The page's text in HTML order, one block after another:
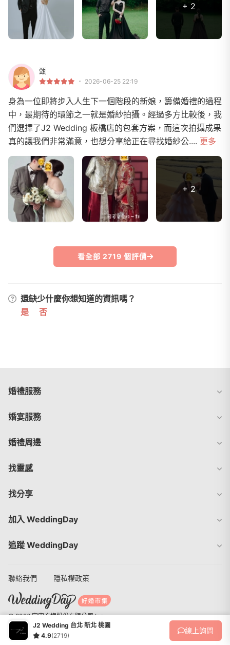
+ 2
甄
2026-06-25 22:19
身為一位即將步入人生下一個階段的新娘，籌備婚禮的過程
中，最期待的環節之一就是婚紗拍攝。經過多方比較後，我
們選擇了J2 Wedding 板橋店的包套方案，而這次拍攝成果
真的讓我們非常滿意，也想分享給正在尋找婚紗公.... 更多
+ 2
看全部 2719 個評價
還缺少什麼你想知道的資訊嗎？
是
否
J2 Wedding 台北 新北 桃園
4.9(2719)
線上詢問
婚禮服務
婚宴服務
婚禮周邊
找靈感
找分享
加入 WeddingDay
追蹤 WeddingDay
聯絡我們 隱私權政策
© 2026 宇宙方塊股份有限公司 Inc.